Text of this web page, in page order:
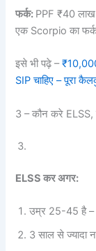
फर्क: PPF ₹40
एक Scorpio का
इसे भी पढ़े –
SIP चाहिए – पूरा
3 – कौन करे
ELSS कर अगर:
उम्र 25-45 है –
3 साल से ज्यादा